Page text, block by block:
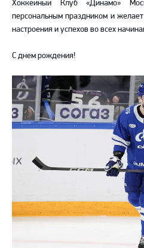
Хоккейный Клуб «Динамо»
персональным праздником и
настроения и успехов во всех
С днем рождения!